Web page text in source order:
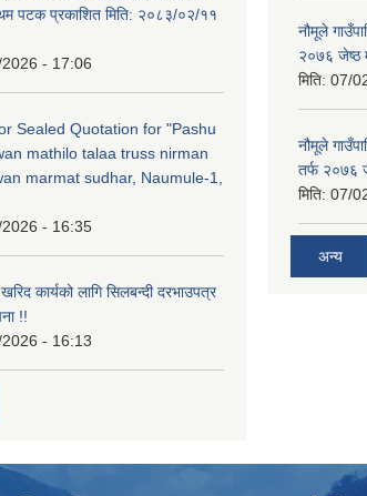
पटक प्रकाशित मिति: २०८३/०२/११
- 17:06
Sealed Quotation for "Pashu
mathilo talaa truss nirman
marmat sudhar, Naumule-1,
- 16:35
कार्यको लागि सिलबन्दी दरभाउपत्र
!!
- 16:13
नौमूले
२०७६ जेष्ठ
मिति: 07/
नौमूले
तर्फ २०७६
मिति: 07/
अन्य